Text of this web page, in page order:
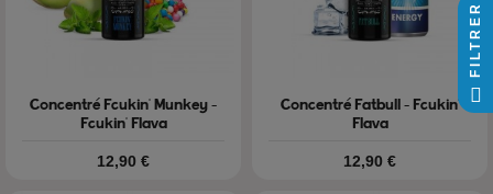
Concentré Fcukin' Munkey -
Fcukin' Flava
Prix
12,90 €
Concentré Fatbull - Fcukin'
Flava
Prix
12,90 €
FILTRER